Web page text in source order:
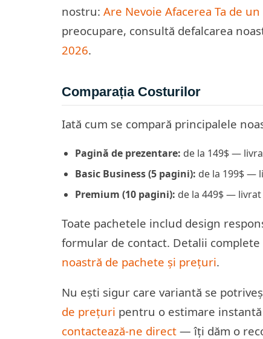
nostru: Are Nevoie Afacerea Ta de un
preocupare, consultă defalcarea
2026.
Comparația Costurilor
Iată cum se compară principalele
Pagină de prezentare: de la 149$ —
Basic Business (5 pagini): de la 199$ —
Premium (10 pagini): de la 449$ —
Toate pachetele includ design
formular de contact. Detalii
noastră de pachete și prețuri.
Nu ești sigur care variantă se
de prețuri pentru o estimare
contactează-ne direct — îți dăm o